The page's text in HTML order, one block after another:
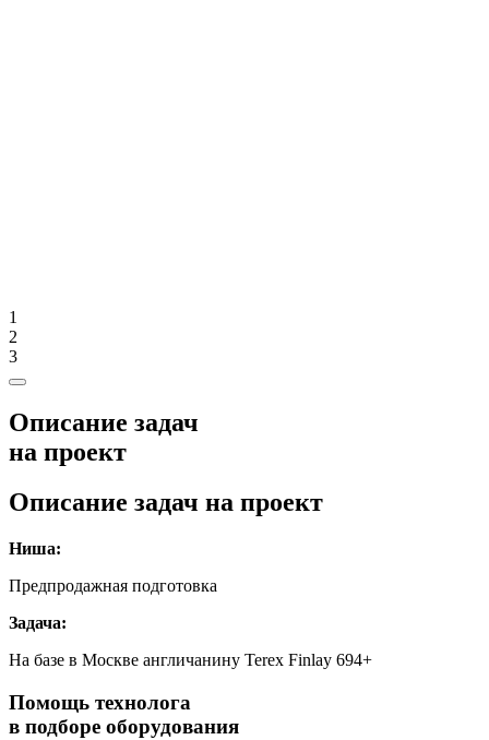
1
2
3
Описание задач
на проект
Описание задач на проект
Ниша:
Предпродажная подготовка
Задача:
На базе в Москве англичанину Terex Finlay 694+
Помощь технолога
в подборе оборудования